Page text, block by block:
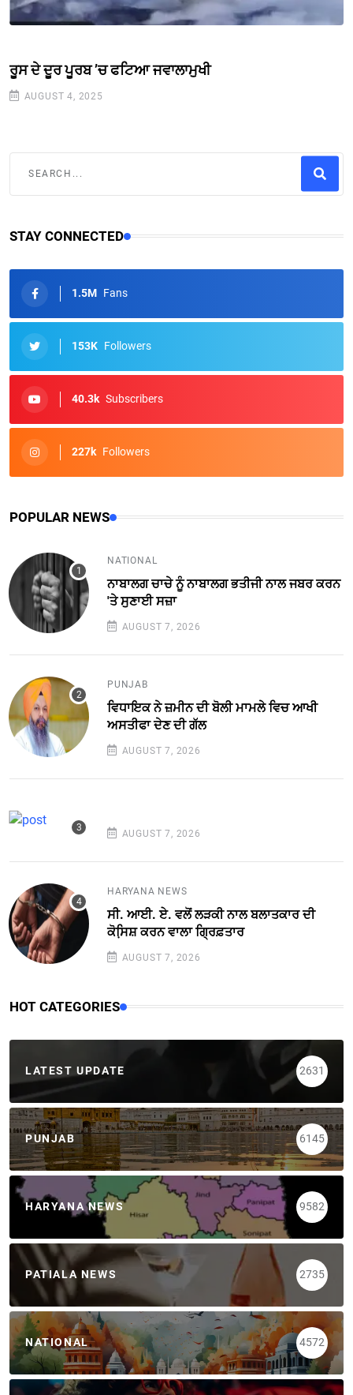
ਰੂਸ ਦੇ ਦੂਰ ਪੂਰਬ ’ਚ ਫਟਿਆ ਜਵਾਲਾਮੁਖੀ
AUGUST 4, 2025
STAY CONNECTED
1.5M Fans
153K Followers
40.3k Subscribers
227k Followers
POPULAR NEWS
NATIONAL
ਨਾਬਾਲਗ ਚਾਚੇ ਨੂੰ ਨਾਬਾਲਗ ਭਤੀਜੀ ਨਾਲ ਜਬਰ ਕਰਨ
'ਤੇ ਸੁਣਾਈ ਸਜ਼ਾ
AUGUST 7, 2026
PUNJAB
ਵਿਧਾਇਕ ਨੇ ਜ਼ਮੀਨ ਦੀ ਬੋਲੀ ਮਾਮਲੇ ਵਿਚ ਆਖੀ
ਅਸਤੀਫਾ ਦੇਣ ਦੀ ਗੱਲ
AUGUST 7, 2026
AUGUST 7, 2026
HARYANA NEWS
ਸੀ. ਆਈ. ਏ. ਵਲੋਂ ਲੜਕੀ ਨਾਲ ਬਲਾਤਕਾਰ ਦੀ
ਕੋਸਿ਼ਸ਼ ਕਰਨ ਵਾਲਾ ਗ੍ਰਿਫ਼ਤਾਰ
AUGUST 7, 2026
HOT CATEGORIES
LATEST UPDATE 2631
PUNJAB 6145
HARYANA NEWS 9582
PATIALA NEWS 2735
NATIONAL 4572